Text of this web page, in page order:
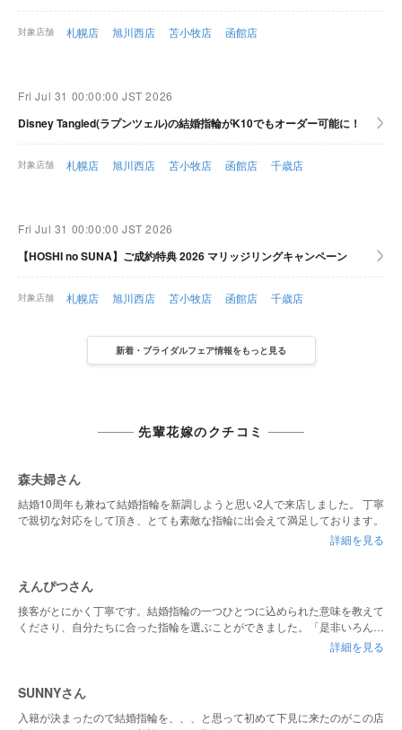
対象店舗 札幌店 旭川西店 苫小牧店 函館店
Fri Jul 31 00:00:00 JST 2026
Disney Tangled(ラプンツェル)の結婚指輪がK10でもオーダー可能に！
対象店舗 札幌店 旭川西店 苫小牧店 函館店 千歳店
Fri Jul 31 00:00:00 JST 2026
【HOSHI no SUNA】ご成約特典 2026 マリッジリングキャンペーン
対象店舗 札幌店 旭川西店 苫小牧店 函館店 千歳店
新着・ブライダルフェア情報をもっと見る
先輩花嫁のクチコミ
森夫婦さん
結婚10周年も兼ねて結婚指輪を新調しようと思い2人で来店しました。 丁寧
で親切な対応をして頂き、とても素敵な指輪に出会えて満足しております。
詳細を見る
えんぴつさん
接客がとにかく丁寧です。結婚指輪の一つひとつに込められた意味を教えて
くださり、自分たちに合った指輪を選ぶことができました。「是非いろんな
お店で指輪を見てみてください」と、すぐ購入を即決するのではなく心の余
詳細を見る
SUNNYさん
入籍が決まったので結婚指輪を、、、と思って初めて下見に来たのがこの店